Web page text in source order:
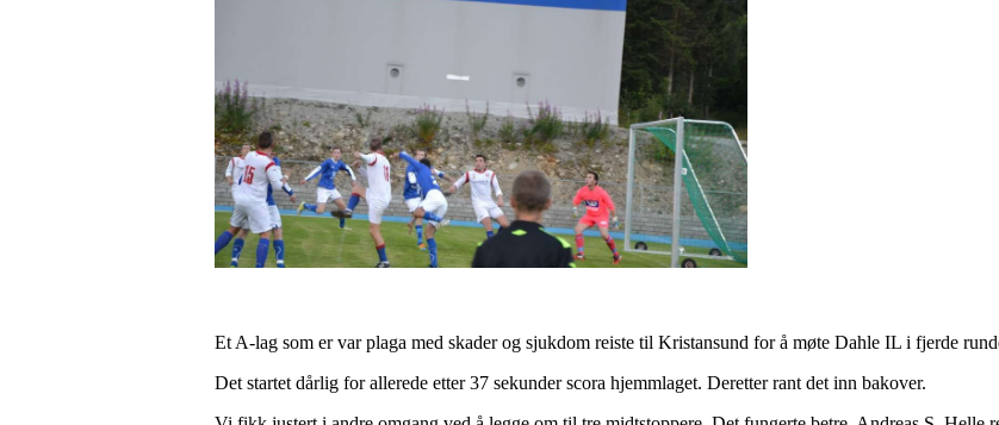
Et A-lag som er var plaga med skader og sjukdom reiste til Kristansund for å møte Dahle IL i fjerde
Det startet dårlig for allerede etter 37 sekunder scora hjemmlaget. Deretter rant det inn bakover.